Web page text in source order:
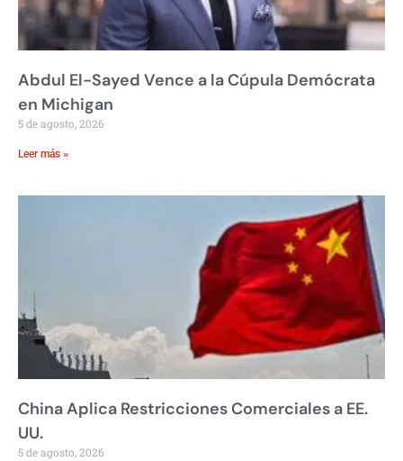
Abdul El-Sayed Vence a la Cúpula Demócrata
en Michigan
5 de agosto, 2026
Leer más »
China Aplica Restricciones Comerciales a EE.
UU.
5 de agosto, 2026